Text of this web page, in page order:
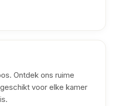
Ontdek ons ruime
voor elke kamer